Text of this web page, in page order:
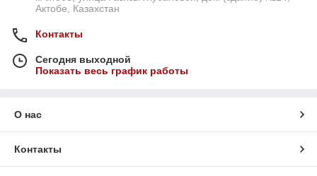
Актобе, Казахстан
Контакты
Сегодня выходной
Показать весь график работы
О нас
Контакты